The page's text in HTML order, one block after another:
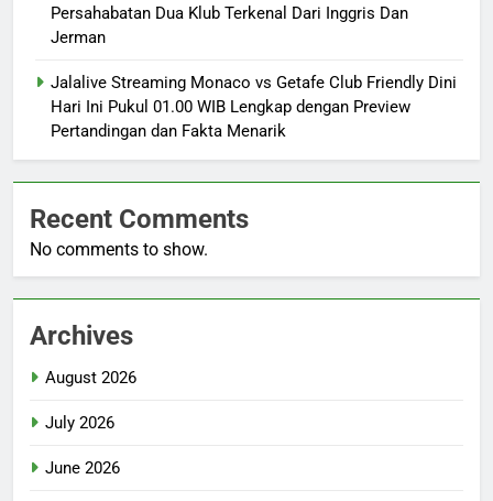
Persahabatan Dua Klub Terkenal Dari Inggris Dan
Jerman
Jalalive Streaming Monaco vs Getafe Club Friendly Dini
Hari Ini Pukul 01.00 WIB Lengkap dengan Preview
Pertandingan dan Fakta Menarik
Recent Comments
No comments to show.
Archives
August 2026
July 2026
June 2026